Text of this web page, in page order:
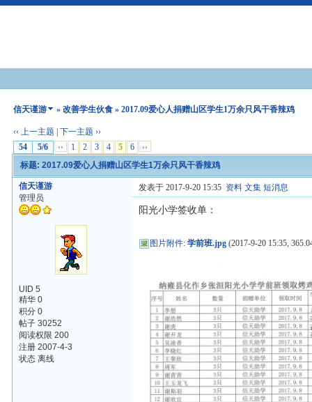
信天谨游 »改善学生伙食 » 2017.09爱心人捐赠山区学生1万余只风干香辣鸡
‹‹ 上一主题 |下一主题 ››
54
5/6 ‹‹ 1 2 3 4 5 6 ››
标题: 2017.09爱心人捐赠山区学生1万余只风干香辣鸡
信天谨游
管理员
UID 5
精华 0
积分 0
帖子 30252
阅读权限 200
注册 2007-4-3
状态 离线
发表于 2017-9-20 15:35 资料 文集 短消息
阳光小学签收单：
图片附件:学前班.jpg (2017-9-20 15:35,